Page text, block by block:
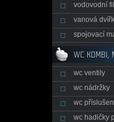
vodovodní
vanová
spojovací
WC KOMBI,
wc ventily
wc nádržky
wc
wc hadičky